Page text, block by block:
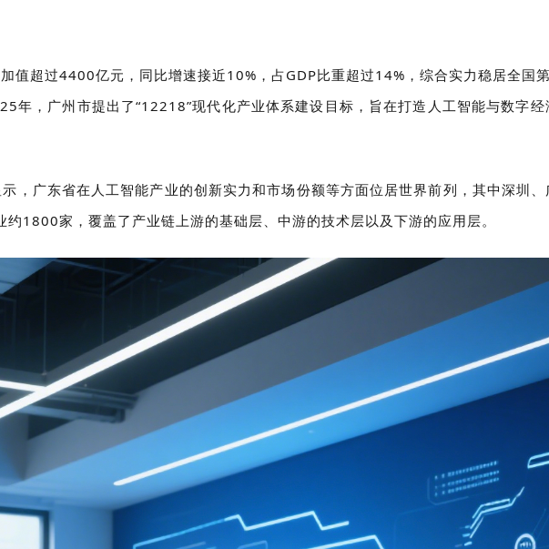
值超过4400亿元，同比增速接近10%，占GDP比重超过14%，综合实力稳居全国
，广州市提出了“12218”现代化产业体系建设目标，旨在打造人工智能与数字
，广东省在人工智能产业的创新实力和市场份额等方面位居世界前列，其中深圳
1800家，覆盖了产业链上游的基础层、中游的技术层以及下游的应用层。